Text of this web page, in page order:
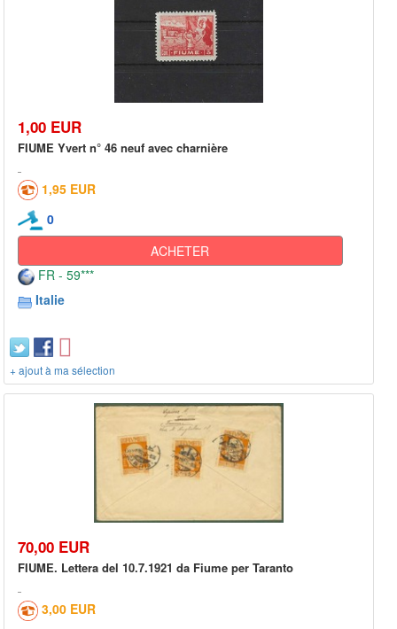
1,00 EUR
FIUME Yvert n° 46 neuf avec charnière
1,95 EUR
0
ACHETER
FR - 59***
Italie
+ ajout à ma sélection
70,00 EUR
FIUME. Lettera del 10.7.1921 da Fiume per Taranto
3,00 EUR